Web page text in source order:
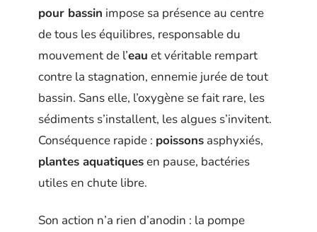
pour bassin impose sa présence au centre
de tous les équilibres, responsable du
mouvement de l’eau et véritable rempart
contre la stagnation, ennemie jurée de tout
bassin. Sans elle, l’oxygène se fait rare, les
sédiments s’installent, les algues s’invitent.
Conséquence rapide : poissons asphyxiés,
plantes aquatiquesen pause, bactéries
utiles en chute libre.
Son action n’a rien d’anodin : la pompe